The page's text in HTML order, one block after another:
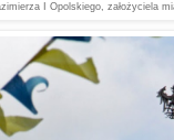
I Opolskiego, założyciela